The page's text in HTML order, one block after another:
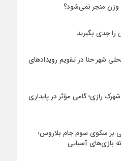
منجر نمی‌شود؟
جدی بگیرید
شهر حنا در تقویم رویداد‌های
رازی؛ گامی مؤثر در پایداری
بر سکوی سوم جام بلاروس؛
بازی‌های آسیایی